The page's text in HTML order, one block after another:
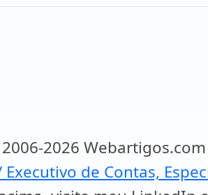
2026 Webartigos.com
de Contas,